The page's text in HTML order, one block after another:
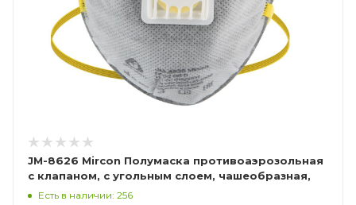
JM-8626 Mircon Полумаска противоаэрозольная
с клапаном, с угольным слоем, чашеобразная,
класс защиты FFP2 NR D, в упаковке 10 шт
Есть в наличии: 256